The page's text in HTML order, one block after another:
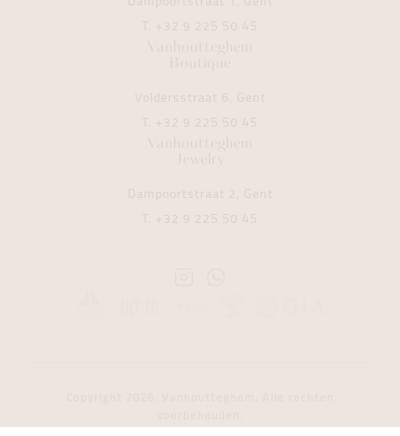
T. +32 9 225 50 45
Vanhoutteghem
Boutique
Voldersstraat 6, Gent
T. +32 9 225 50 45
Vanhoutteghem
Jewelry
Dampoortstraat 2, Gent
T. +32 9 225 50 45